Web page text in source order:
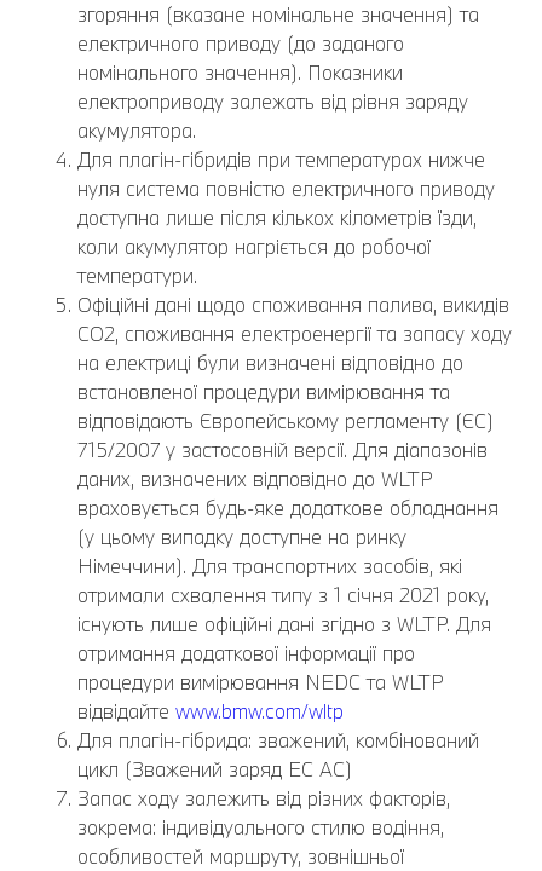
згоряння (вказане номінальне значення) та
електричного приводу (до заданого
номінального значення). Показники
електроприводу залежать від рівня заряду
акумулятора.
Для плагін-гібридів при температурах нижче
нуля система повністю електричного приводу
доступна лише після кількох кілометрів їзди,
коли акумулятор нагріється до робочої
температури.
Офіційні дані щодо споживання палива, викидів
CO2, споживання електроенергії та запасу ходу
на електриці були визначені відповідно до
встановленої процедури вимірювання та
відповідають Європейському регламенту (ЄС)
715/2007 у застосовній версії. Для діапазонів
даних, визначених відповідно до WLTP
враховується будь-яке додаткове обладнання
(у цьому випадку доступне на ринку
Німеччини). Для транспортних засобів, які
отримали схвалення типу з 1 січня 2021 року,
існують лише офіційні дані згідно з WLTP. Для
отримання додаткової інформації про
процедури вимірювання NEDC та WLTP
відвідайте www.bmw.com/wltp
Для плагін-гібрида: зважений, комбінований
цикл (Зважений заряд EC AC)
Запас ходу залежить від різних факторів,
зокрема: індивідуального стилю водіння,
особливостей маршруту, зовнішньої